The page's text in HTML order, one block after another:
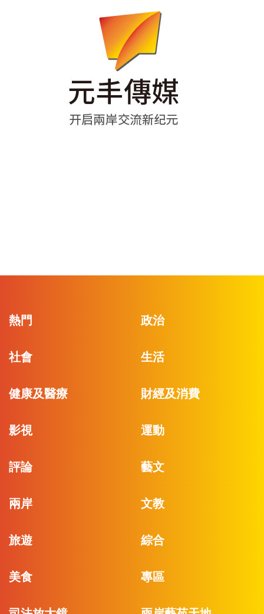
熱門 政治
社會 生活
健康及醫療 財經及消費
影視 運動
評論 藝文
兩岸 文教
旅遊 綜合
美食 專區